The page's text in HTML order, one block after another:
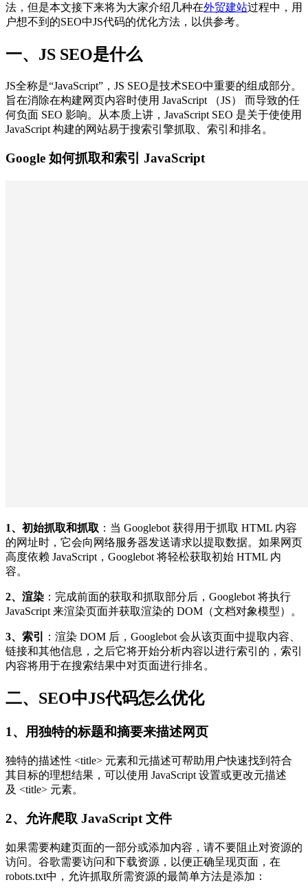
法，但是本文接下来将为大家介绍几种在外贸建站过程中，用
户想不到的SEO中JS代码的优化方法，以供参考。
一、JS SEO是什么
JS全称是“JavaScript”，JS SEO是技术SEO中重要的组成部分。
旨在消除在构建网页内容时使用 JavaScript （JS） 而导致的任
何负面 SEO 影响。从本质上讲，JavaScript SEO 是关于使使用
JavaScript 构建的网站易于搜索引擎抓取、索引和排名。
Google 如何抓取和索引 JavaScript
1、初始抓取和抓取 ：当 Googlebot 获得用于抓取 HTML 内容
的网址时，它会向网络服务器发送请求以提取数据。如果网页
高度依赖 JavaScript，Googlebot 将轻松获取初始 HTML 内
容。
2、渲染 ：完成前面的获取和抓取部分后，Googlebot 将执行
JavaScript 来渲染页面并获取渲染的 DOM（文档对象模型）。
3、索引
：渲染 DOM 后，Googlebot 会从该页面中提取内容、
链接和其他信息，之后它将开始分析内容以进行索引的，索引
内容将用于在搜索结果中对页面进行排名。
二、SEO中JS代码怎么优化
1、用独特的标题和摘要来描述网页
独特的描述性 <title> 元素和元描述可帮助用户快速找到符合
其目标的理想结果，可以使用 JavaScript 设置或更改元描述
及 <title> 元素。
2、允许爬取 JavaScript 文件
如果需要构建页面的一部分或添加内容，请不要阻止对资源的
访问。谷歌需要访问和下载资源，以便正确呈现页面，在
robots.txt中，允许抓取所需资源的最简单方法是添加：